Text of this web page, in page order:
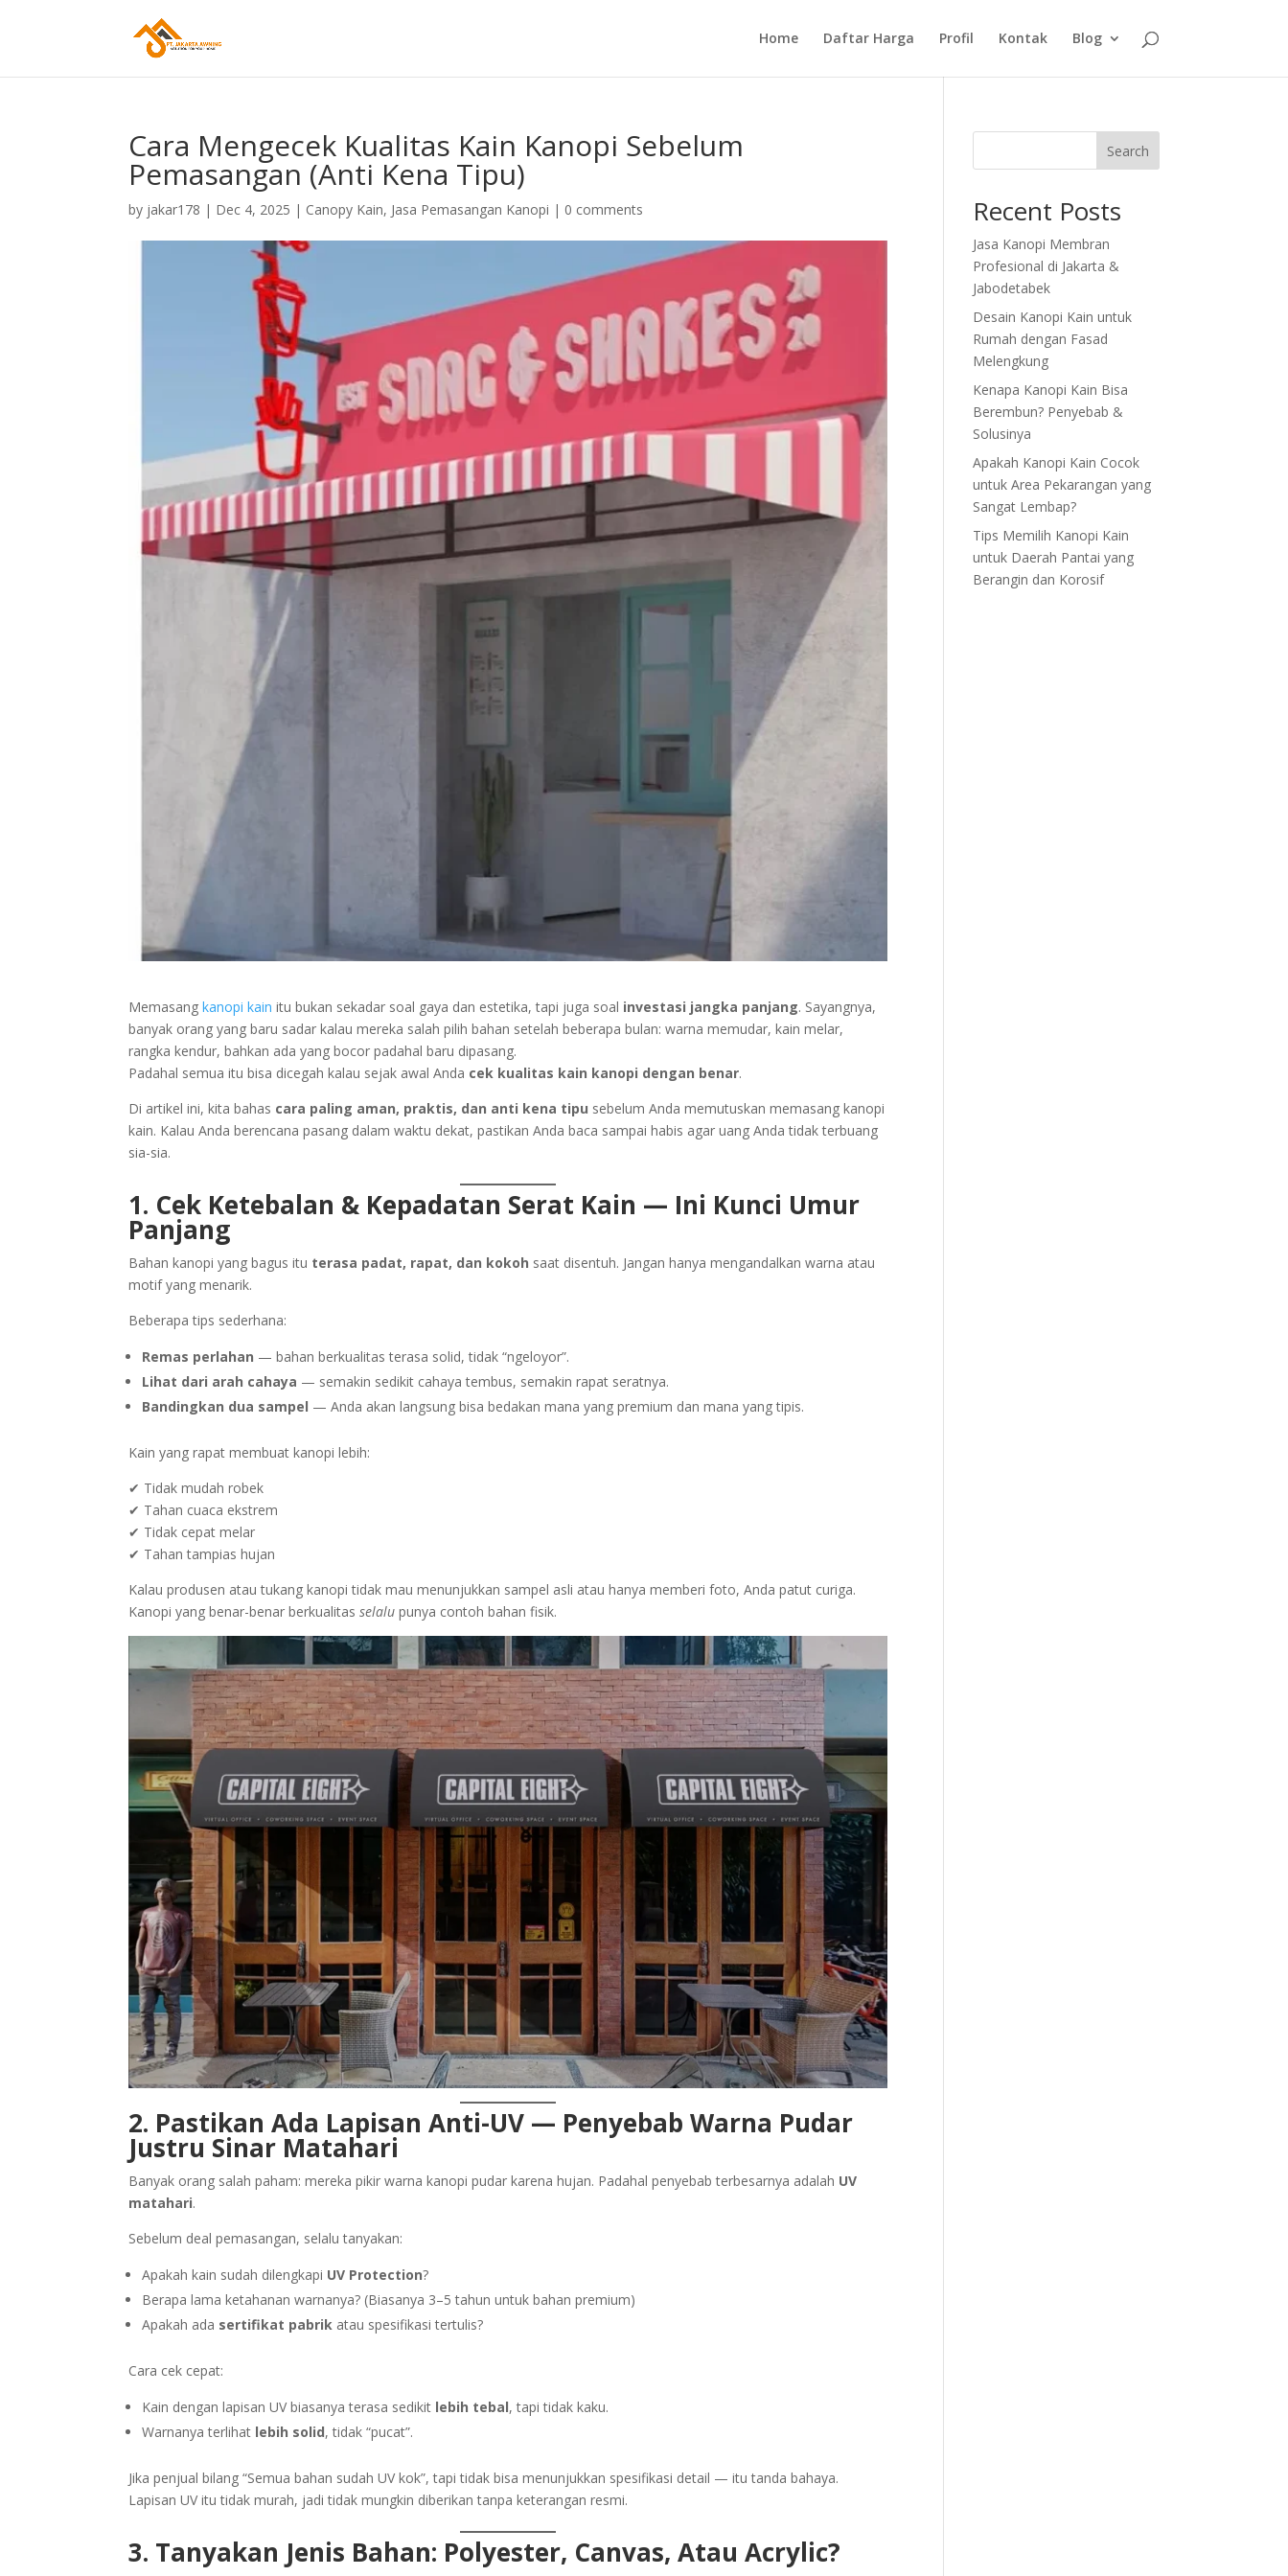
Home Daftar Harga Profil Kontak Blog
Cara Mengecek Kualitas Kain Kanopi Sebelum
Pemasangan (Anti Kena Tipu)
by jakar178 | Dec 4, 2025 | Canopy Kain, Jasa Pemasangan Kanopi | 0 comments
Memasangkanopi kain itu bukan sekadar soal gaya dan estetika, tapi juga soal investasi jangka panjang. Sayangnya,
banyak orang yang baru sadar kalau mereka salah pilih bahan setelah beberapa bulan: warna memudar, kain melar,
rangka kendur, bahkan ada yang bocor padahal baru dipasang.
Padahal semua itu bisa dicegah kalau sejak awal Anda cek kualitas kain kanopi dengan benar.
Di artikel ini, kita bahas cara paling aman, praktis, dan anti kena tipu sebelum Anda memutuskan memasang kanopi
kain. Kalau Anda berencana pasang dalam waktu dekat, pastikan Anda baca sampai habis agar uang Anda tidak terbuang
sia-sia.
1. Cek Ketebalan & Kepadatan Serat Kain — Ini Kunci Umur
Panjang
Bahan kanopi yang bagus itu terasa padat, rapat, dan kokoh saat disentuh. Jangan hanya mengandalkan warna atau
motif yang menarik.
Beberapa tips sederhana:
Remas perlahan — bahan berkualitas terasa solid, tidak “ngeloyor”.
Lihat dari arah cahaya — semakin sedikit cahaya tembus, semakin rapat seratnya.
Bandingkan dua sampel — Anda akan langsung bisa bedakan mana yang premium dan mana yang tipis.
Kain yang rapat membuat kanopi lebih:
✔ Tidak mudah robek
✔ Tahan cuaca ekstrem
✔ Tidak cepat melar
✔ Tahan tampias hujan
Kalau produsen atau tukang kanopi tidak mau menunjukkan sampel asli atau hanya memberi foto, Anda patut curiga.
Kanopi yang benar-benar berkualitasselalu punya contoh bahan fisik.
2. Pastikan Ada Lapisan Anti-UV — Penyebab Warna Pudar
Justru Sinar Matahari
Banyak orang salah paham: mereka pikir warna kanopi pudar karena hujan. Padahal penyebab terbesarnya adalah UV
matahari.
Sebelum deal pemasangan, selalu tanyakan:
Apakah kain sudah dilengkapi UV Protection?
Berapa lama ketahanan warnanya? (Biasanya 3–5 tahun untuk bahan premium)
Apakah ada sertifikat pabrik atau spesifikasi tertulis?
Cara cek cepat:
Kain dengan lapisan UV biasanya terasa sedikit lebih tebal, tapi tidak kaku.
Warnanya terlihat lebih solid, tidak “pucat”.
Jika penjual bilang “Semua bahan sudah UV kok”, tapi tidak bisa menunjukkan spesifikasi detail — itu tanda bahaya.
Lapisan UV itu tidak murah, jadi tidak mungkin diberikan tanpa keterangan resmi.
3. Tanyakan Jenis Bahan: Polyester, Canvas, Atau Acrylic?
Search
Recent Posts
Jasa Kanopi Membran
Profesional di Jakarta &
Jabodetabek
Desain Kanopi Kain untuk
Rumah dengan Fasad
Melengkung
Kenapa Kanopi Kain Bisa
Berembun? Penyebab &
Solusinya
Apakah Kanopi Kain Cocok
untuk Area Pekarangan yang
Sangat Lembap?
Tips Memilih Kanopi Kain
untuk Daerah Pantai yang
Berangin dan Korosif